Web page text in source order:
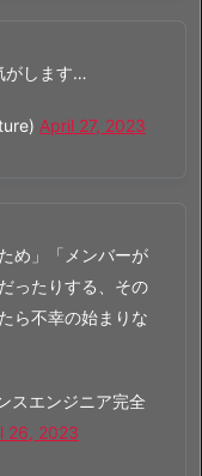
がします…
April 27, 2023
め」「メンバーが
ったりする、その
ら不幸の始まりな
スエンジニア完全
26, 2023